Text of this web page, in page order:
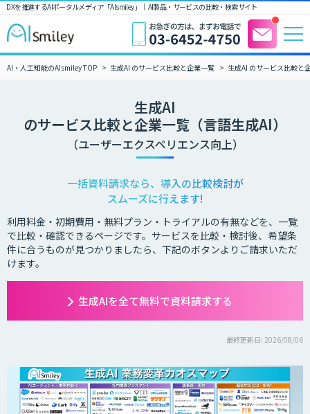
DXを推進するAIポータルメディア「AIsmiley」｜ AI製品・サービスの比較・検索サイト
AI・人工知能のAIsmiley TOP 生成AI のサービス比較と企業一覧 生成AI のサービス比較と
生成AI
のサービス比較と企業一覧（言語生成AI）
（ユーザーエクスペリエンス向上）
一括資料請求なら、導入の比較検討が
スムーズに行えます!
利用料金・初期費用・無料プラン・トライアルの有無などを、一覧
で比較・確認できるページです。サービスを比較・検討後、希望条
件に合うものが見つかりましたら、下記のボタンよりご請求いただ
けます。
生成AIを全て無料で資料請求する
最終更新日: 2026/08/06